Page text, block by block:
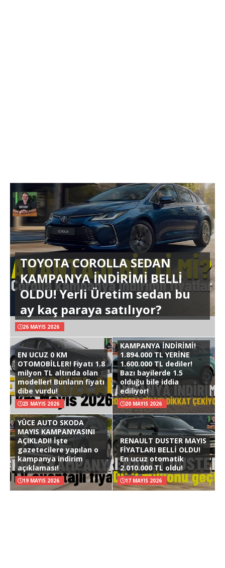
TOYOTA COROLLA SEDAN
KAMPANYA İNDİRİMİ BELLİ
OLDU! Yerli Üretim sedan bu
ay kaç paraya satılıyor?
26 MAYIS 2026
EN UCUZ 0 KM
OTOMOBİLLER! Fiyatı 1.8
milyon TL altında olan
modeller! Bunların fiyatı
dibe vurdu!
23 MAYIS 2026
KAMPANYA İNDİRİMİ!
1.894.000 TL YERİNE
1.600.000 TL dediler!
Bazı bayilerde 1.5
olduğu bile iddia
ediliyor!
20 MAYIS 2026
YÜCE AUTO SKODA
MAYIS KAMPANYASINI
AÇIKLADI! İşte
gazetecilere yapılan o
kampanya indirim
açıklaması!
19 MAYIS 2026
RENAULT DUSTER MAYIS
FİYATLARI BELLİ OLDU!
En ucuz otomatik
2.010.000 TL oldu!
17 MAYIS 2026